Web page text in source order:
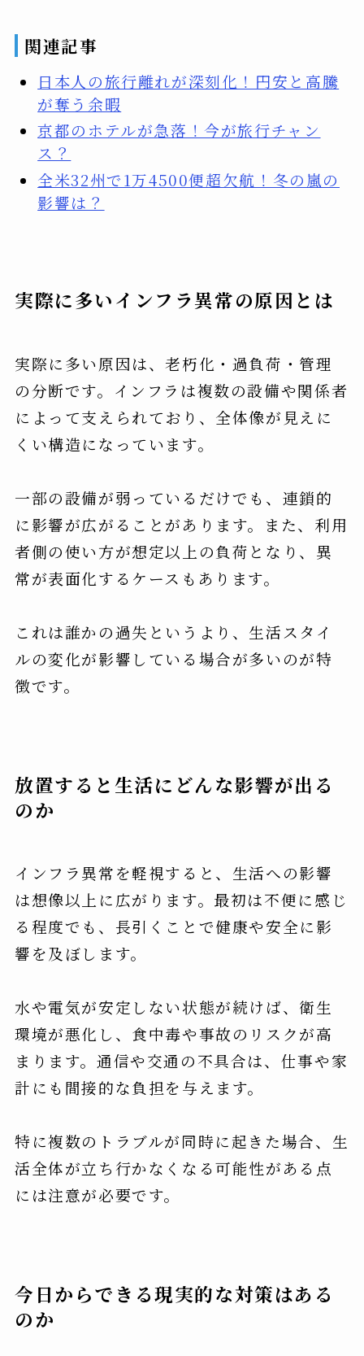
関連記事
日本人の旅行離れが深刻化！円安と高騰
が奪う余暇
京都のホテルが急落！今が旅行チャン
ス？
全米32州で1万4500便超欠航！冬の嵐の
影響は？
実際に多いインフラ異常の原因とは
実際に多い原因は、老朽化・過負荷・管理
の分断です。インフラは複数の設備や関係者
によって支えられており、全体像が見えに
くい構造になっています。
一部の設備が弱っているだけでも、連鎖的
に影響が広がることがあります。また、利用
者側の使い方が想定以上の負荷となり、異
常が表面化するケースもあります。
これは誰かの過失というより、生活スタイ
ルの変化が影響している場合が多いのが特
徴です。
放置すると生活にどんな影響が出る
のか
インフラ異常を軽視すると、生活への影響
は想像以上に広がります。最初は不便に感じ
る程度でも、長引くことで健康や安全に影
響を及ぼします。
水や電気が安定しない状態が続けば、衛生
環境が悪化し、食中毒や事故のリスクが高
まります。通信や交通の不具合は、仕事や家
計にも間接的な負担を与えます。
特に複数のトラブルが同時に起きた場合、生
活全体が立ち行かなくなる可能性がある点
には注意が必要です。
今日からできる現実的な対策はある
のか